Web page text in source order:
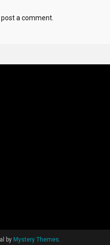
a comment.
by Mystery Themes